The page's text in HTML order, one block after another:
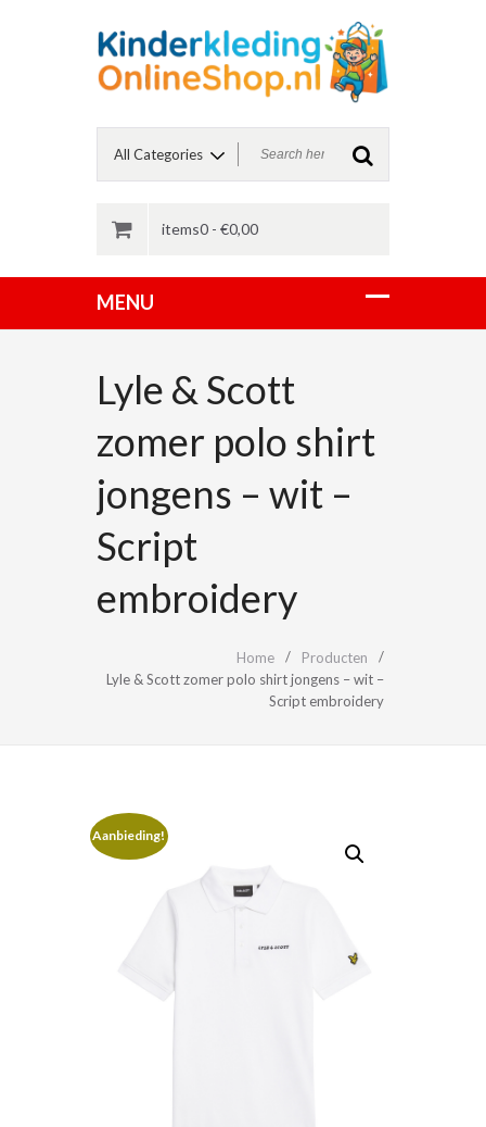
items0 - €0,00
Lyle & Scott
zomer polo shirt
jongens – wit –
Script
embroidery
Home
Producten
Lyle & Scott zomer polo shirt jongens – wit –
Script embroidery
Aanbieding!